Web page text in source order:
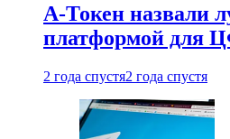
А-Токен назвали
платформой для
2 года спустя2 года спустя